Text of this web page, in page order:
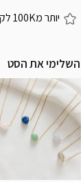
יותר מ100K לקוחות מרוצות
השלימי את הסט